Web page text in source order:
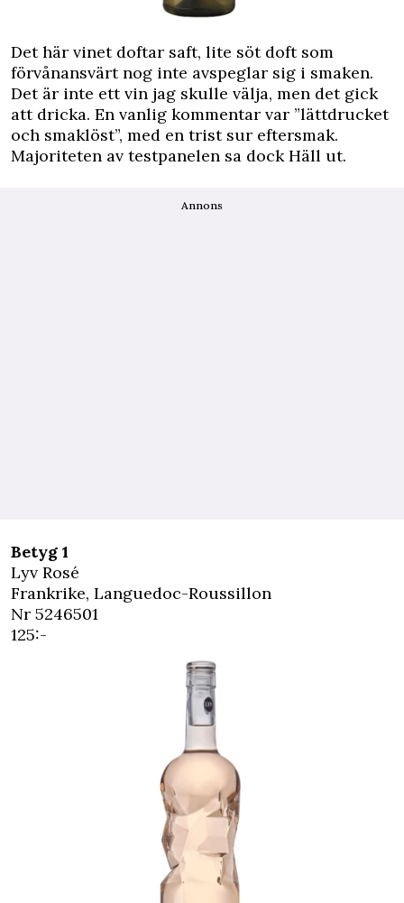
Det här vinet doftar saft, lite söt doft som
förvånansvärt nog inte avspeglar sig i smaken.
Det är inte ett vin jag skulle välja, men det gick
att dricka. En vanlig kommentar var ”lättdrucket
och smaklöst”, med en trist sur eftersmak.
Majoriteten av testpanelen sa dock Häll ut.
Annons
Betyg 1
Lyv Rosé
Frankrike, Languedoc-Roussillon
Nr 5246501
125:-